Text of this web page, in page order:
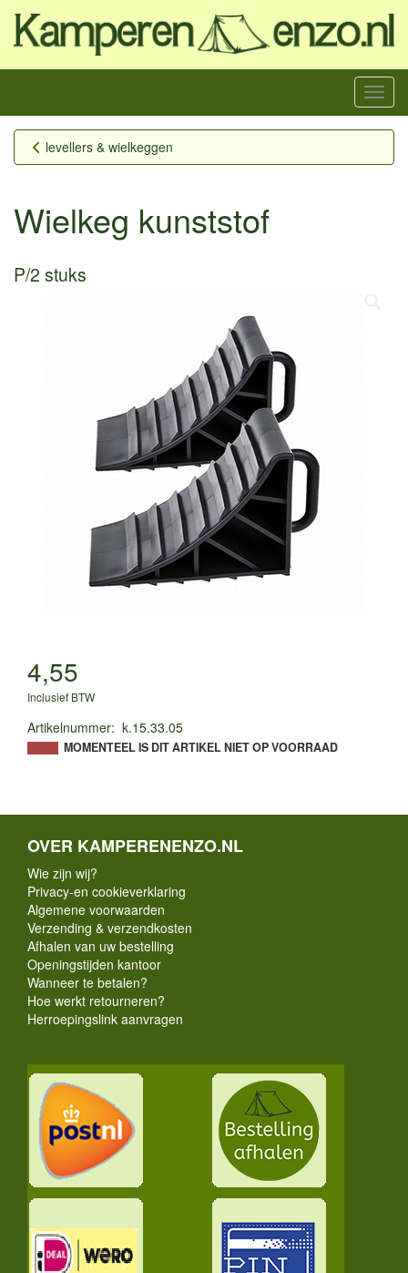
Menu
levellers & wielkeggen
Wielkeg kunststof
P/2 stuks
4,55
Inclusief BTW
Artikelnummer: k.15.33.05
MOMENTEEL IS DIT ARTIKEL NIET OP VOORRAAD
OVER KAMPERENENZO.NL
Wie zijn wij?
Privacy-en cookieverklaring
Algemene voorwaarden
Verzending & verzendkosten
Afhalen van uw bestelling
Openingstijden kantoor
Wanneer te betalen?
Hoe werkt retourneren?
Herroepingslink aanvragen